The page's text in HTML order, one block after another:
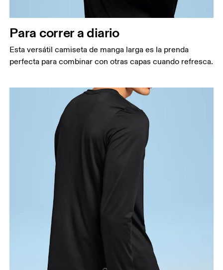
Cadera
caderas.
Para correr a diario
Esta versátil camiseta de manga larga es la prenda
perfecta para combinar con otras capas cuando refresca.